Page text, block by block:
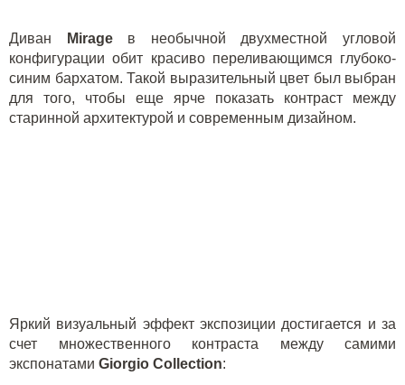
Диван Mirage
в необычной двухместной угловой
конфигурации обит красиво переливающимся глубоко-
синим бархатом. Такой выразительный цвет был выбран
для того, чтобы еще ярче показать контраст между
старинной архитектурой и современным дизайном.
Яркий визуальный эффект экспозиции достигается и за
счет множественного контраста между самими
экспонатами Giorgio Collection: